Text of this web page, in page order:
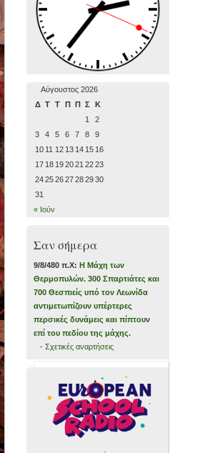
Αύγουστος 2026
Δ Τ Τ Π Π Σ
Κ
1
2
3
4 5 6 7 8
9
10 11 12 13 14 15 16
17 18 192021 2223
24252627282930
31
« Ιούν
Σαν σήμερα
9/8/480 π.Χ: Η Μάχη των
Θερμοπυλών. 300 Σπαρτιάτες και
700 Θεσπιείς υπό τον Λεωνίδα
αντιμετωπίζουν υπέρτερες
περσικές δυνάμεις και πίπτουν
επί του πεδίου της μάχης.
- Σχετικές αναρτήσεις